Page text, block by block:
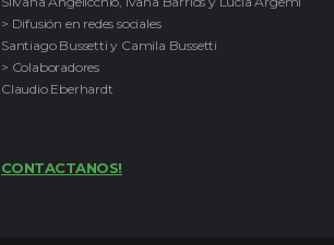
> Difusión en redes sociales
Santiago Bussetti y Camila Bussetti
> Colaboradores
Claudio Eberhardt
CONTACTANOS!